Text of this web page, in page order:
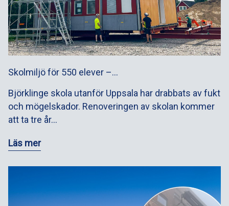
Skolmiljö för 550 elever –…
Björklinge skola utanför Uppsala har drabbats av fukt
och mögelskador. Renoveringen av skolan kommer
att ta tre år…
Läs mer